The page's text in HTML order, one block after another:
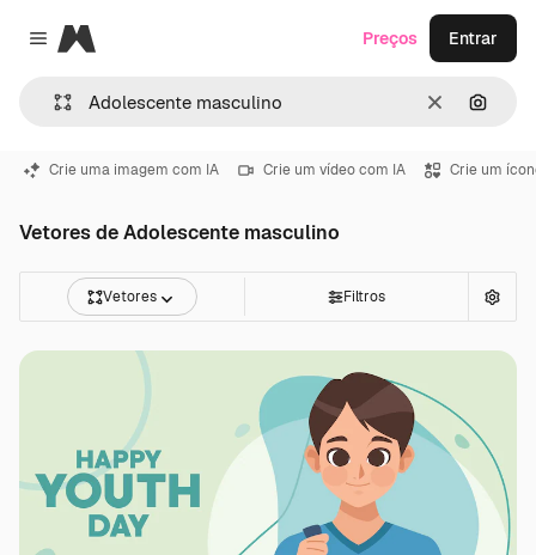
Close menu
Magnific
Limpar
Preços Entrar
Crie uma imagem com IA Crie um vídeo com IA Crie um
Vetores de Adolescente masculino
Vetores Filtros